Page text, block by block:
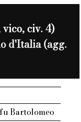
civ. 4)
d'Italia (agg.
Bartolomeo